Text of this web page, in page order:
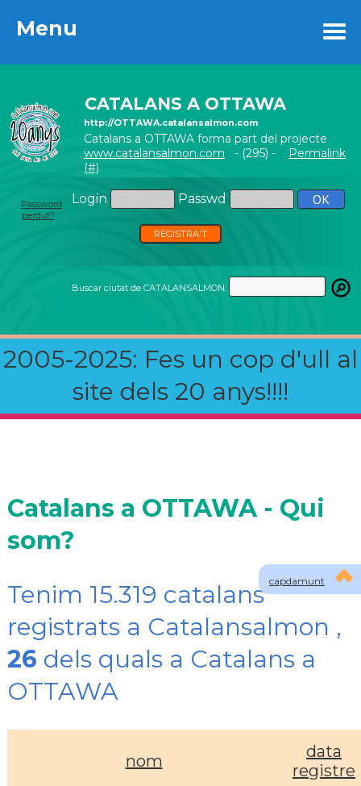
Menu
CATALANS A OTTAWA
http://OTTAWA.catalansalmon.com
Catalans a OTTAWA forma part del projecte
www.catalansalmon.com - (295) - Permalink
(#)
Login Passwd
Password
perdut?
REGISTRA'T
Buscar ciutat de CATALANSALMON:
2005-2025: Fes un cop d'ull al
site dels 20 anys!!!!
Menu
capdamunt
Catalans a OTTAWA - Qui
som?
Tenim 15.319 catalans
registrats a Catalansalmon ,
26 dels quals a Catalans a
OTTAWA
nom
data
registre